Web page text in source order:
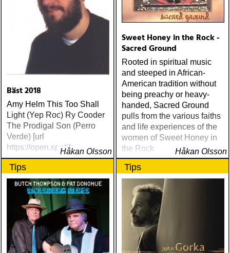
Bäst 2018
Amy Helm This Too Shall
Light (Yep Roc) Ry Cooder
The Prodigal Son (Perro
Verde) [url
https://open.spotifyHåkan Olsson
Sweet Honey in the Rock -
Sacred Ground
Rooted in spiritual music
and steeped in African-
American tradition without
being preachy or heavy-
handed, Sacred Ground
pulls from the various faiths
and life experiences of the
women of Sweet Honey in
the Rock
Håkan Olsson
Tips Tips